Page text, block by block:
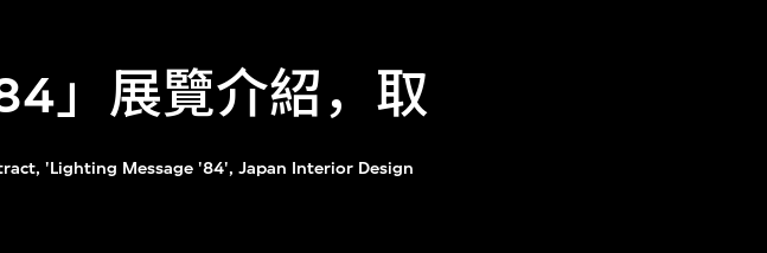
」展覽介紹，取
'Lighting Message '84', Japan Interior Design